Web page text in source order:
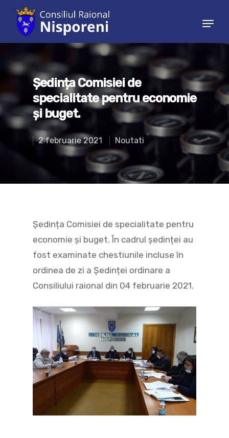
Hit enter to search or ESC to close
Ședința Comisiei de
specialitate pentru economie
și buget.
2 februarie 2021 Noutati
Ședința Comisiei de specialitate pentru
economie și buget. În cadrul ședinței au
fost examinate chestiunile incluse în
ordinea de zi a Ședinței ordinare a
Consiliului raional din 04 februarie 2021.